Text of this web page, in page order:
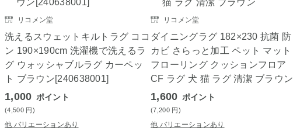
リコメン堂
洗えるスウェットキルトラグ ココ
ン 190×190cm 洗濯機で洗えるラ
グ ウォッシャブルラグ カーペッ
ト ブラウン[240638001]
1,000 ポイント
(4,500 円)
他 バリエーションあり
リコメン堂
ダイニングラグ 182×230 抗菌 防
カビ さらっと加工 ペット マット
フローリング クッションフロア
CF ラグ 犬 猫 ラグ 清潔 ブラウン
1,600 ポイント
(7,200 円)
他 バリエーションあり